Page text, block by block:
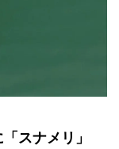
「スナメリ」